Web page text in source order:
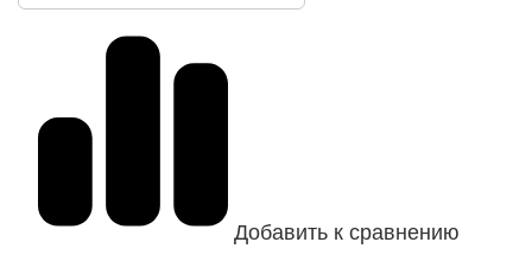
Добавить к сравнению